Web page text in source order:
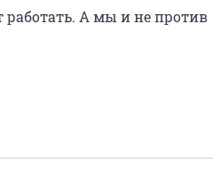
работать. А мы и не против